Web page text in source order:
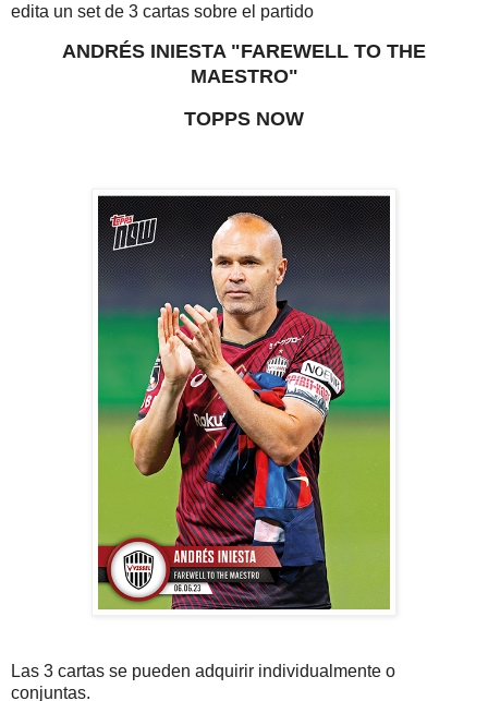
edita un set de 3 cartas sobre el partido
ANDRÉS INIESTA "FAREWELL TO THE
MAESTRO"
TOPPS NOW
Las 3 cartas se pueden adquirir individualmente o
conjuntas.